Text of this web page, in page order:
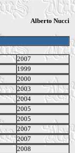
Alberto Nucci
2007
1999
2000
2003
2004
2005
2005
2007
2007
2008